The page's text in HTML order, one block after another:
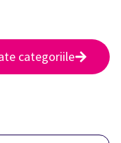
categoriile